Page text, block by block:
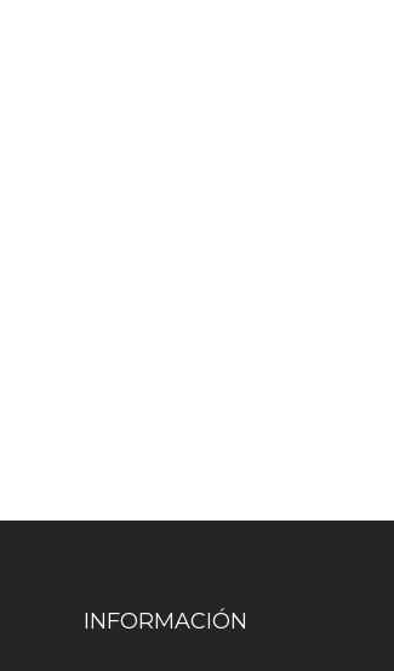
INFORMACIÓN